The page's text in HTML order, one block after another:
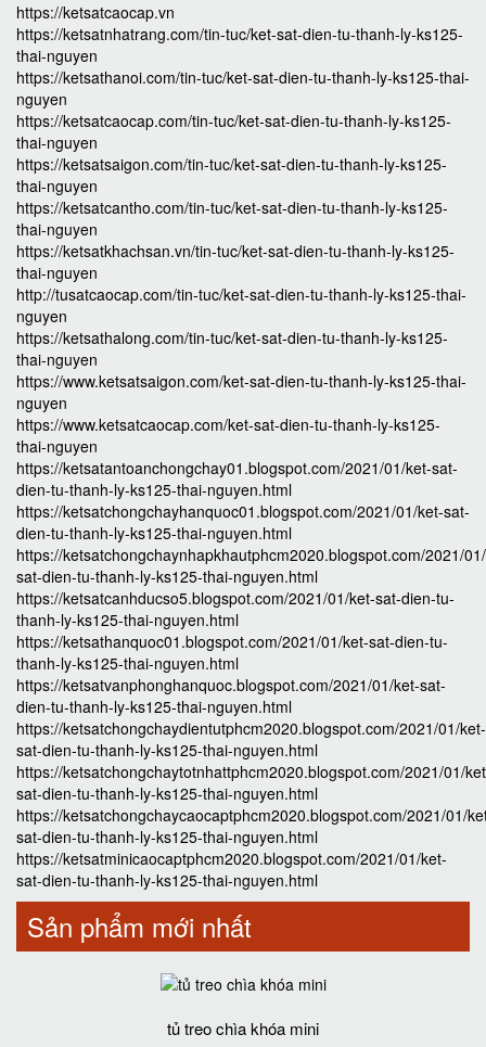
https://ketsatcaocap.vn
https://ketsatnhatrang.com/tin-tuc/ket-sat-dien-tu-thanh-ly-ks125-
thai-nguyen
https://ketsathanoi.com/tin-tuc/ket-sat-dien-tu-thanh-ly-ks125-thai-
nguyen
https://ketsatcaocap.com/tin-tuc/ket-sat-dien-tu-thanh-ly-ks125-
thai-nguyen
https://ketsatsaigon.com/tin-tuc/ket-sat-dien-tu-thanh-ly-ks125-
thai-nguyen
https://ketsatcantho.com/tin-tuc/ket-sat-dien-tu-thanh-ly-ks125-
thai-nguyen
https://ketsatkhachsan.vn/tin-tuc/ket-sat-dien-tu-thanh-ly-ks125-
thai-nguyen
http://tusatcaocap.com/tin-tuc/ket-sat-dien-tu-thanh-ly-ks125-thai-
nguyen
https://ketsathalong.com/tin-tuc/ket-sat-dien-tu-thanh-ly-ks125-
thai-nguyen
https://www.ketsatsaigon.com/ket-sat-dien-tu-thanh-ly-ks125-thai-
nguyen
https://www.ketsatcaocap.com/ket-sat-dien-tu-thanh-ly-ks125-
thai-nguyen
https://ketsatantoanchongchay01.blogspot.com/2021/01/ket-sat-
dien-tu-thanh-ly-ks125-thai-nguyen.html
https://ketsatchongchayhanquoc01.blogspot.com/2021/01/ket-sat-
dien-tu-thanh-ly-ks125-thai-nguyen.html
https://ketsatchongchaynhapkhautphcm2020.blogspot.com/2021/
sat-dien-tu-thanh-ly-ks125-thai-nguyen.html
https://ketsatcanhducso5.blogspot.com/2021/01/ket-sat-dien-tu-
thanh-ly-ks125-thai-nguyen.html
https://ketsathanquoc01.blogspot.com/2021/01/ket-sat-dien-tu-
thanh-ly-ks125-thai-nguyen.html
https://ketsatvanphonghanquoc.blogspot.com/2021/01/ket-sat-
dien-tu-thanh-ly-ks125-thai-nguyen.html
https://ketsatchongchaydientutphcm2020.blogspot.com/2021/01/ket-
sat-dien-tu-thanh-ly-ks125-thai-nguyen.html
https://ketsatchongchaytotnhattphcm2020.blogspot.com/2021/01/
sat-dien-tu-thanh-ly-ks125-thai-nguyen.html
https://ketsatchongchaycaocaptphcm2020.blogspot.com/2021/01/
sat-dien-tu-thanh-ly-ks125-thai-nguyen.html
https://ketsatminicaocaptphcm2020.blogspot.com/2021/01/ket-
sat-dien-tu-thanh-ly-ks125-thai-nguyen.html
Sản phẩm mới nhất
tủ treo chìa khóa mini